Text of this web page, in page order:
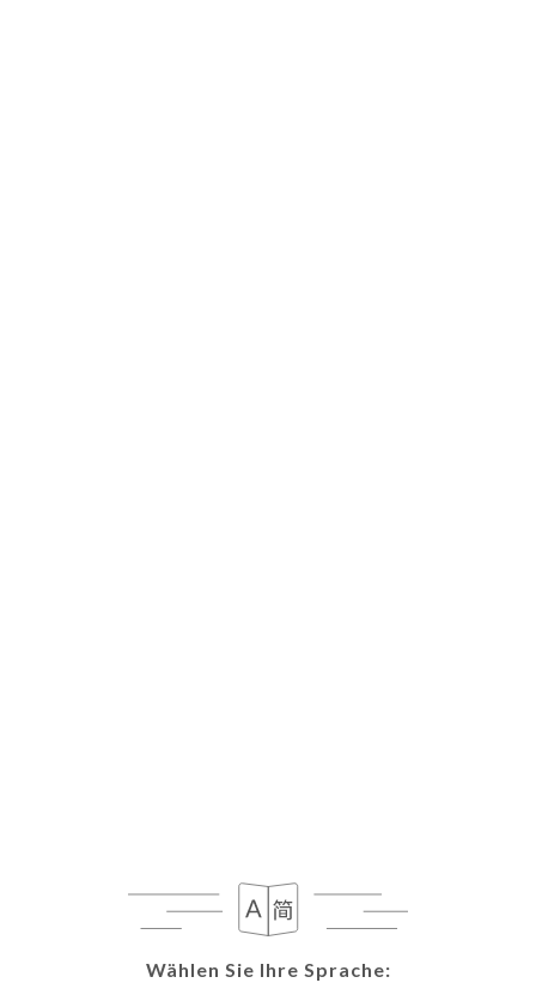
Wählen Sie Ihre Sprache:
Wählen Sie Ihre Sprache: